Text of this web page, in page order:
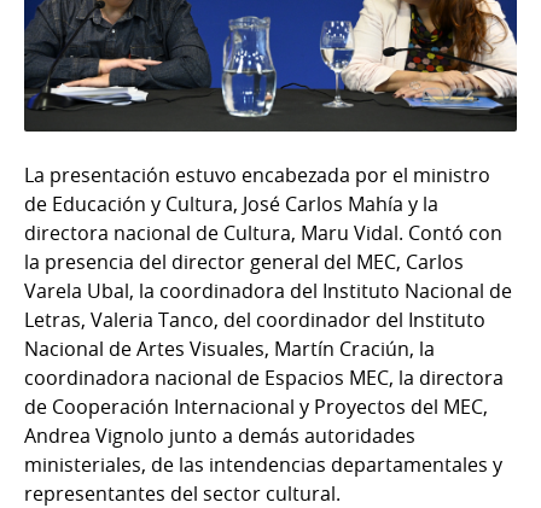
La presentación estuvo encabezada por el ministro
de Educación y Cultura, José Carlos Mahía y la
directora nacional de Cultura, Maru Vidal. Contó con
la presencia del director general del MEC, Carlos
Varela Ubal, la coordinadora del Instituto Nacional de
Letras, Valeria Tanco, del coordinador del Instituto
Nacional de Artes Visuales, Martín Craciún, la
coordinadora nacional de Espacios MEC, la directora
de Cooperación Internacional y Proyectos del MEC,
Andrea Vignolo junto a demás autoridades
ministeriales, de las intendencias departamentales y
representantes del sector cultural.